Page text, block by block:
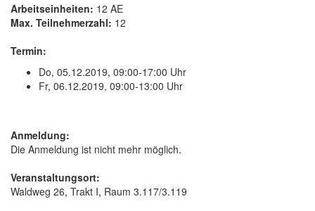
Arbeitseinheiten: 12 AE
Max. Teilnehmerzahl: 12
Termin:
Do, 05.12.2019, 09:00-17:00 Uhr
Fr, 06.12.2019, 09:00-13:00 Uhr
Anmeldung:
Die Anmeldung ist nicht mehr möglich.
Veranstaltungsort:
Waldweg 26, Trakt I, Raum 3.117/3.119